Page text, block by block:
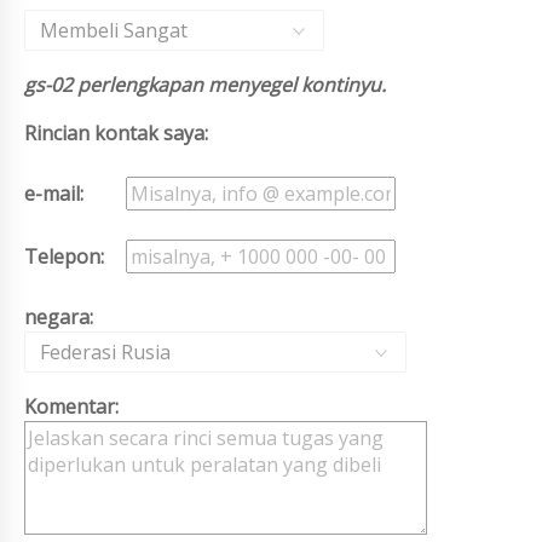
Membeli Sangat
gs-02 perlengkapan menyegel kontinyu.
Rincian kontak saya:
e-mail:
Telepon:
negara:
Federasi Rusia
Komentar: